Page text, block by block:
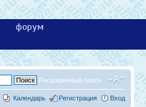
форум
Расширенный поиск
Календарь Регистрация Вход